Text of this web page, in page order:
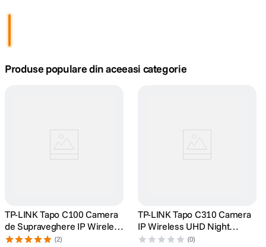
4. peak design
9. dji osmo
10. insta 360
Produse populare din aceeasi categorie
TP-LINK Tapo C100 Camera
de Supraveghere IP Wireless
Night Vision Full HD 1080P
(2)
TP-LINK Tapo C310 Camera
IP Wireless UHD Night
Vision Alb
(0)